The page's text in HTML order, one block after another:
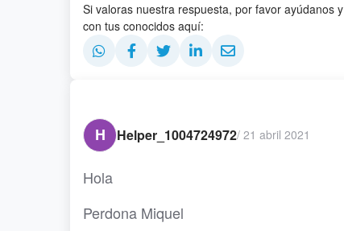
Si valoras nuestra respuesta, por favor ayúdanos
con tus conocidos aquí:
H
Helper_1004724972/ 21 abril 2021
Hola
Perdona Miquel